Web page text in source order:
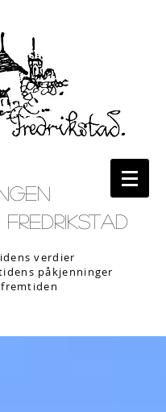
Fredrikstad
verdier
påkjenninger